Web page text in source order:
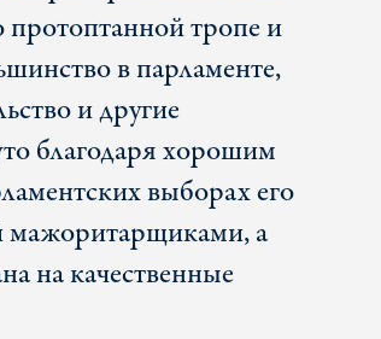
протоптанной тропе и
в парламенте,
и другие
благодаря хорошим
выборах его
мажоритарщиками, а
на качественные